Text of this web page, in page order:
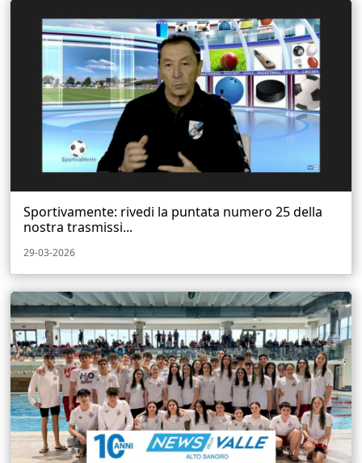
Sportivamente: rivedi la puntata numero 25 della
nostra trasmissi...
29-03-2026